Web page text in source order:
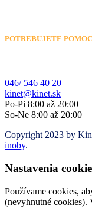
POTREBUJETE
046/ 546 40 20
kinet@kinet.sk
Po-Pi 8:00 až 20:00
So-Ne 8:00 až 20:00
Copyright 2023 by
inoby.
Nastavenia
Používame cookies,
(nevyhnutné cookies).